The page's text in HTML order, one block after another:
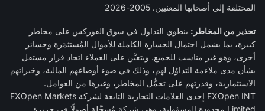
المختلفة إلى أصحابها المعنيين. 2005-2026
تحذير من المخاطر: ينطوي التداول في سوق الفوركس على مخاطر
كبيرة، بما يشمل احتمال الخسارة الكاملة للأموال المُستثمَرة وخسائر
أخرى، وهو غير مناسب للجميع. ويتعيَّن على العملاء اتخاذ قرار مستقل
بشأن مدى ملاءمة التداوُل لهم، وذلك في ضوء أوضاعهم المالية، وخبراتهم
الاستثمارية، وقدرتهم على تحمُّل المخاطر، وغيرها من العوامل.
FXOpen INT
إحدى العلامات التجارية التابعة لشركة FXOpen Markets
Limited محدودة المسؤولية، وهي شركة مُسجَّلة أصولًا في جزيرة